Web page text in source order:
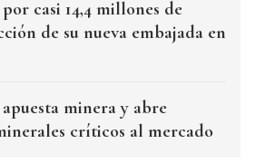
casi 14,4 millones de
de su nueva embajada en
minera y abre
críticos al mercado